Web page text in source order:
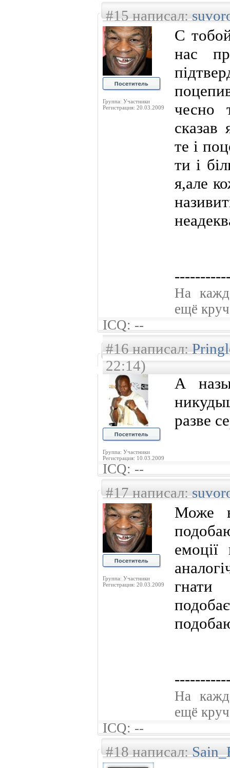
#15 написал:
Группа: Участники
Регистрация: 20.03.2009
С
нас
чесно
сказав
те і
ти і
я,але
На
ещё
ICQ: --
#16 написал:
22:14)
Группа: Участники
Регистрация: 10.03.2009
А
разве
ICQ: --
#17 написал:
Группа: Участники
Регистрация: 20.03.2009
Може
На
ещё
ICQ: --
#18 написал: